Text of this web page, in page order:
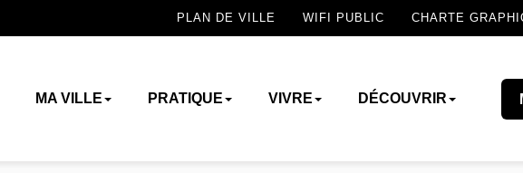
PLAN DE VILLE WIFI PUBLIC CHARTE
MA VILLE PRATIQUE VIVRE DÉCOUVRIR